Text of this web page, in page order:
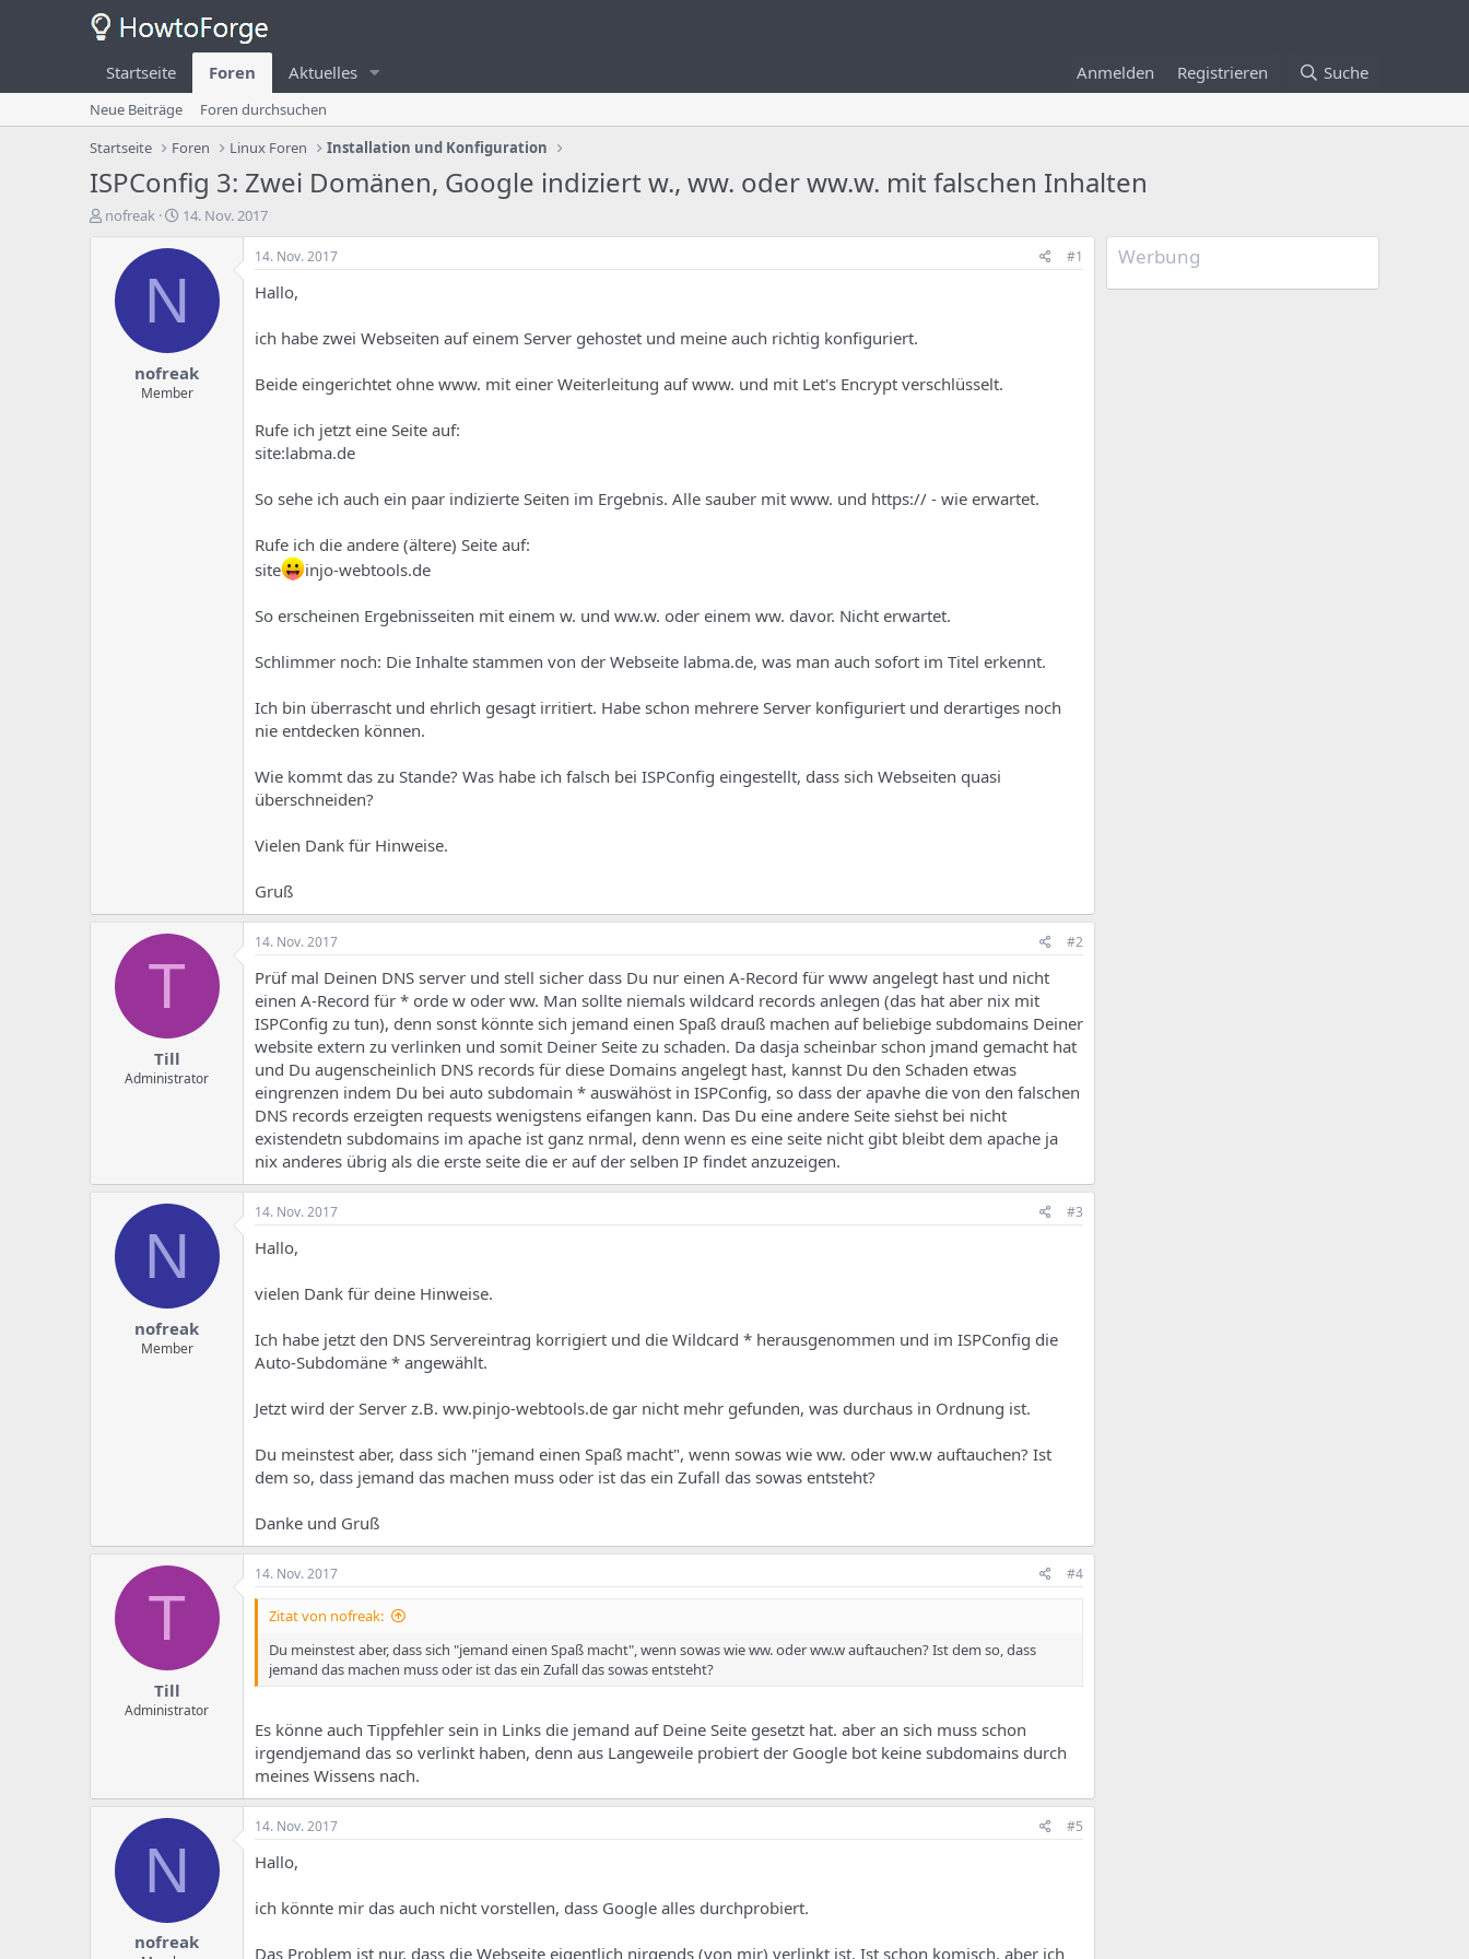
Startseite Foren Aktuelles Anmelden Registrieren Suche
Neue Beiträge
Foren durchsuchen
Startseite
Foren Linux Foren Installation und Konfiguration
ISPConfig 3: Zwei Domänen, Google indiziert w., ww. oder ww.w. mit falschen Inhalten
E
nofreak
E
s
u
n
g
14. Nov. 2017
N
nofreak
Member
14. Nov. 2017 #1
Hallo,
ich habe zwei Webseiten auf einem Server gehostet und meine auch richtig konfiguriert.
Beide eingerichtet ohne www. mit einer Weiterleitung auf www. und mit Let's Encrypt verschlüsselt.
Rufe ich jetzt eine Seite auf:
site:labma.de
So sehe ich auch ein paar indizierte Seiten im Ergebnis. Alle sauber mit www. und https:// - wie erwartet.
Rufe ich die andere (ältere) Seite auf:
site
injo-webtools.de
So erscheinen Ergebnisseiten mit einem w. und ww.w. oder einem ww. davor. Nicht erwartet.
Schlimmer noch: Die Inhalte stammen von der Webseite labma.de, was man auch sofort im Titel erkennt.
Ich bin überrascht und ehrlich gesagt irritiert. Habe schon mehrere Server konfiguriert und derartiges noch
nie entdecken können.
Wie kommt das zu Stande? Was habe ich falsch bei ISPConfig eingestellt, dass sich Webseiten quasi
überschneiden?
Vielen Dank für Hinweise.
Gruß
T
Till
Administrator
14. Nov. 2017 #2
Prüf mal Deinen DNS server und stell sicher dass Du nur einen A-Record für www angelegt hast und nicht
einen A-Record für * orde w oder ww. Man sollte niemals wildcard records anlegen (das hat aber nix mit
ISPConfig zu tun), denn sonst könnte sich jemand einen Spaß drauß machen auf beliebige subdomains Deiner
website extern zu verlinken und somit Deiner Seite zu schaden. Da dasja scheinbar schon jmand gemacht hat
und Du augenscheinlich DNS records für diese Domains angelegt hast, kannst Du den Schaden etwas
eingrenzen indem Du bei auto subdomain * auswähöst in ISPConfig, so dass der apavhe die von den falschen
DNS records erzeigten requests wenigstens eifangen kann. Das Du eine andere Seite siehst bei nicht
existendetn subdomains im apache ist ganz nrmal, denn wenn es eine seite nicht gibt bleibt dem apache ja
nix anderes übrig als die erste seite die er auf der selben IP findet anzuzeigen.
N
nofreak
Member
14. Nov. 2017 #3
Hallo,
vielen Dank für deine Hinweise.
Ich habe jetzt den DNS Servereintrag korrigiert und die Wildcard * herausgenommen und im ISPConfig die
Auto-Subdomäne * angewählt.
Jetzt wird der Server z.B. ww.pinjo-webtools.de gar nicht mehr gefunden, was durchaus in Ordnung ist.
Du meinstest aber, dass sich "jemand einen Spaß macht", wenn sowas wie ww. oder ww.w auftauchen? Ist
dem so, dass jemand das machen muss oder ist das ein Zufall das sowas entsteht?
Danke und Gruß
T
Till
Administrator
14. Nov. 2017 #4
Zitat von nofreak:
Du meinstest aber, dass sich "jemand einen Spaß macht", wenn sowas wie ww. oder ww.w auftauchen? Ist dem so, dass
jemand das machen muss oder ist das ein Zufall das sowas entsteht?
Es könne auch Tippfehler sein in Links die jemand auf Deine Seite gesetzt hat. aber an sich muss schon
irgendjemand das so verlinkt haben, denn aus Langeweile probiert der Google bot keine subdomains durch
meines Wissens nach.
N
nofreak
14. Nov. 2017 #5
Hallo,
ich könnte mir das auch nicht vorstellen, dass Google alles durchprobiert.
Das Problem ist nur, dass die Webseite eigentlich nirgends (von mir) verlinkt ist. Ist schon komisch, aber ich
Werbung